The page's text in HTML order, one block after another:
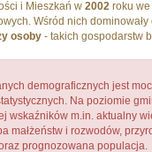
i Mieszkań w 2002 roku we
Wśród nich
osoby - takich gospodarstw
demograficznych jest
Na poziomie
wskaźników m.in. aktualny
małżeństw i rozwodów,
prognozowana populacja.